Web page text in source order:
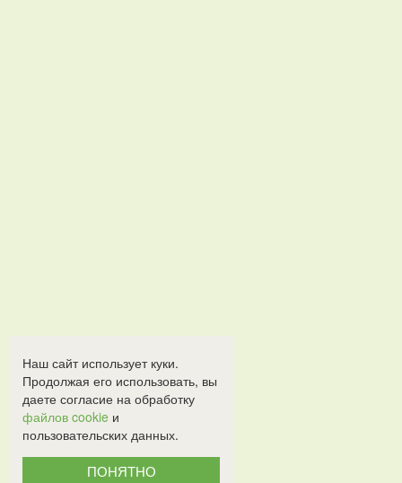
Наш сайт использует куки.
Продолжая его использовать, вы
даете согласие на обработку
файлов cookie и
пользовательских данных.
ПОНЯТНО